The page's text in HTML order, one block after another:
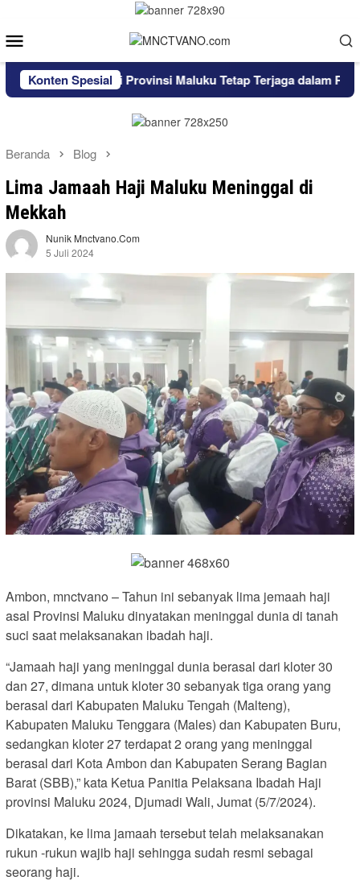
konten
Mobile
Konten Spesial
Inflasi Provinsi Maluku Tetap Terjaga dalam Rentang
Beranda Blog
Lima Jamaah Haji Maluku Meninggal di
Mekkah
Nunik Mnctvano.com
5 Juli 2024
Ambon, mnctvano – Tahun ini sebanyak lima jemaah haji
asal Provinsi Maluku dinyatakan meninggal dunia di tanah
suci saat melaksanakan ibadah haji.
“Jamaah haji yang meninggal dunia berasal dari kloter 30
dan 27, dimana untuk kloter 30 sebanyak tiga orang yang
berasal dari Kabupaten Maluku Tengah (Malteng),
Kabupaten Maluku Tenggara (Males) dan Kabupaten Buru,
sedangkan kloter 27 terdapat 2 orang yang meninggal
berasal dari Kota Ambon dan Kabupaten Serang Bagian
Barat (SBB),” kata Ketua Panitia Pelaksana Ibadah Haji
provinsi Maluku 2024, Djumadi Wali, Jumat (5/7/2024).
Dikatakan, ke lima jamaah tersebut telah melaksanakan
rukun -rukun wajib haji sehingga sudah resmi sebagai
seorang haji.